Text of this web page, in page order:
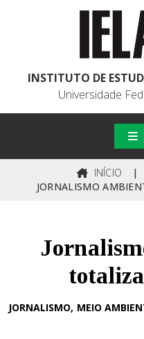
INSTITUTO DE
Universidade
INÍCIO |
JORNALISMO
JORNALISMO MEIO